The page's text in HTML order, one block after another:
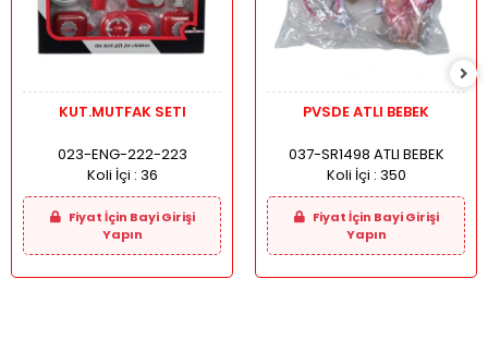
KUT.MUTFAK SETI
023-ENG-222-223
Koli İçi : 36
Fiyat İçin Bayi Girişi
Yapın
PVSDE ATLI BEBEK
037-SR1498 ATLI BEBEK
Koli İçi : 350
Fiyat İçin Bayi Girişi
Yapın